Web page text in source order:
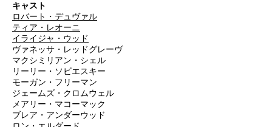
キャスト
ロバート・デュヴァル
ティア・レオーニ
イライジャ・ウッド
ヴァネッサ・レッドグレーヴ
マクシミリアン・シェル
リーリー・ソビエスキー
モーガン・フリーマン
ジェームズ・クロムウェル
メアリー・マコーマック
ブレア・アンダーウッド